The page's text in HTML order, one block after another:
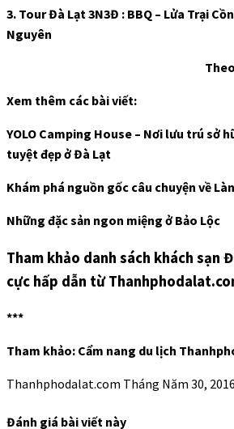
3. Tour Đà Lạt 3N3Đ : BBQ – Lửa Trại
Nguyên
Xem thêm các bài viết:
YOLO Camping House – Nơi lưu trú sở
tuyệt đẹp ở Đà Lạt
Khám phá nguồn gốc câu chuyện về
Những đặc sản ngon miệng ở Bảo Lộc
Tham khảo danh sách khách sạn
cực hấp dẫn từ
***
Tham khảo: Cẩm nang du lịch
Thanhphodalat.com Tháng Năm 30, 2016
Đánh giá bài viết này